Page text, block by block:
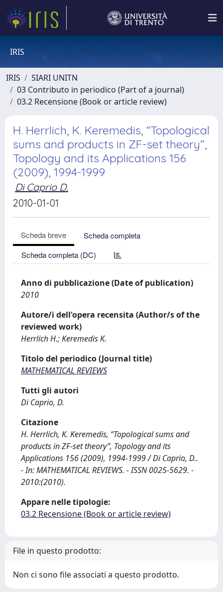
IRIS
IRIS
SIARI UNITN
03 Contributo in periodico (Part of a journal)
03.2 Recensione (Book or article review)
H. Herrlich, K. Keremedis, “Topological
sums and products in ZF-set theory”,
Topology and its Applications 156
(2009), 1994-1999
Di Caprio D.
2010-01-01
Scheda breve
Scheda completa
Scheda completa (DC)
Anno di pubblicazione (Date of publication)
2010
Autore/i dell'opera recensita (Author/s of the
reviewed work)
Herrlich H.; Keremedis K.
Titolo del periodico (Journal title)
MATHEMATICAL REVIEWS
Tutti gli autori
Di Caprio, D.
Citazione
H. Herrlich, K. Keremedis, “Topological sums and
products in ZF-set theory”, Topology and its
Applications 156 (2009), 1994-1999 / Di Caprio, D..
- In: MATHEMATICAL REVIEWS. - ISSN 0025-5629. -
2010:(2010).
Appare nelle tipologie:
03.2 Recensione (Book or article review)
File in questo prodotto:
Non ci sono file associati a questo prodotto.